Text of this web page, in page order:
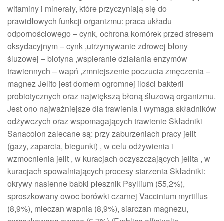
witaminy i minerały, które przyczyniają się do
prawidłowych funkcji organizmu: praca układu
odpornościowego – cynk, ochrona komórek przed stresem
oksydacyjnym – cynk ,utrzymywanie zdrowej błony
śluzowej – biotyna ,wspieranie działania enzymów
trawiennych – wapń ,zmniejszenie poczucia zmęczenia –
magnez Jelito jest domem ogromnej ilości bakterii
probiotycznych oraz największą błoną śluzową organizmu.
Jest ono najważniejsze dla trawienia i wymaga składników
odżywczych oraz wspomagających trawienie Składniki
Sanacolon zalecane są: przy zaburzeniach pracy jelit
(gazy, zaparcia, biegunki) , w celu odżywienia i
wzmocnienia jelit , w kuracjach oczyszczających jelita , w
kuracjach spowalniających procesy starzenia Składniki:
okrywy nasienne babki płesznik Psyllium (55,2%),
sproszkowany owoc borówki czarnej Vaccinium myrtillus
(8,9%), mleczan wapnia (8,9%), siarczan magnezu,